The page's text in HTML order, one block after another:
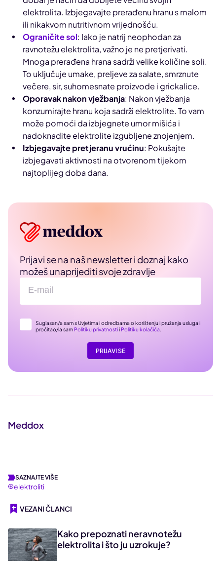
elektrolita. Izbjegavajte prerađenu hranu s malom
ili nikakvom nutritivnom vrijednošću.
Ograničite sol: Iako je natrij neophodan za
ravnotežu elektrolita, važno je ne pretjerivati.
Mnoga prerađena hrana sadrži velike količine soli.
To uključuje umake, preljeve za salate, smrznute
večere, sir, suhomesnate proizvode i grickalice.
Oporavak nakon vježbanja: Nakon vježbanja
konzumirajte hranu koja sadrži elektrolite. To vam
može pomoći da izbjegnete umor mišića i
nadoknadite elektrolite izgubljene znojenjem.
Izbjegavajte pretjeranu vrućinu: Pokušajte
izbjegavati aktivnosti na otvorenom tijekom
najtoplijeg doba dana.
Prijavi se na naš newsletter i doznaj kako
možeš unaprijediti svoje zdravlje
Suglasan/a sam s Uvjetima i odredbama o korištenju i pružanja usluga i
pročitao/la sam Politiku privatnostii Politiku kolačića.
PRIJAVI SE
Meddox
SAZNAJTE VIŠE
elektroliti
VEZANI ČLANCI
Kako prepoznati neravnotežu
elektrolita i što ju uzrokuje?